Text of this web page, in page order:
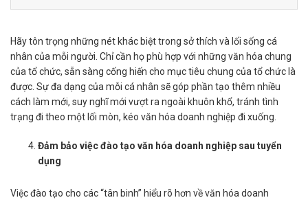
Hãy tôn trọng những nét khác biệt trong sở thích và lối sống cá
nhân của mỗi người. Chỉ cần họ phù hợp với những văn hóa chung
của tổ chức, sẵn sàng cống hiến cho mục tiêu chung của tổ chức là
được. Sự đa dạng của mỗi cá nhân sẽ góp phần tạo thêm nhiều
cách làm mới, suy nghĩ mới vượt ra ngoài khuôn khổ, tránh tình
trạng đi theo một lối mòn, kéo văn hóa doanh nghiệp đi xuống.
Đảm bảo việc đào tạo văn hóa doanh nghiệp sau tuyển
dụng
Việc đào tạo cho các “tân binh” hiểu rõ hơn về văn hóa doanh